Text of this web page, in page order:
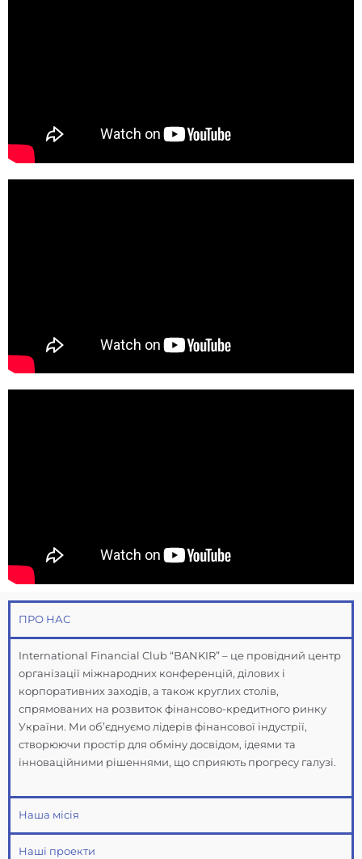
ПРО НАС
International Financial Club “BANKIR” – це провідний центр
організації міжнародних конференцій, ділових і
корпоративних заходів, а також круглих столів,
спрямованих на розвиток фінансово-кредитного ринку
України. Ми об’єднуємо лідерів фінансової індустрії,
створюючи простір для обміну досвідом, ідеями та
інноваційними рішеннями, що сприяють прогресу галузі.
Наша місія
Наші проекти